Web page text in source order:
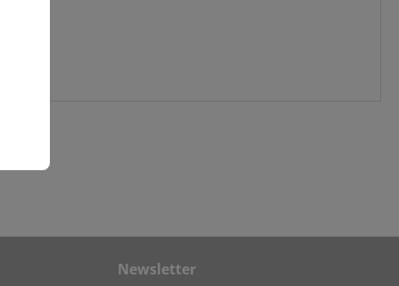
Newsletter